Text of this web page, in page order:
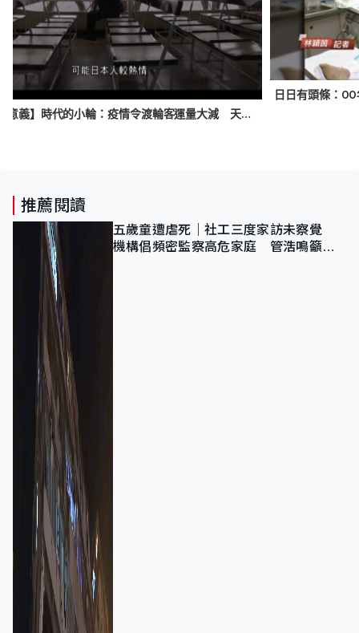
【小事大意義】時代的小輪：疫情令渡輪客運量大減 天星小輪能否跨過這一波
推薦閱讀
五歲童遭虐死｜社工三度家訪未察覺
機構倡頻密監察高危家庭 管浩鳴籲加